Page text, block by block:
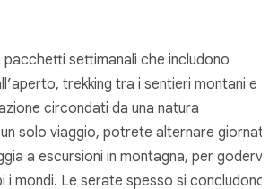
settimanali che includono
trekking tra i sentieri montani e
circondati da una natura
solo viaggio, potrete alternare
a escursioni in montagna, per godervi
i mondi. Le serate spesso si concludono